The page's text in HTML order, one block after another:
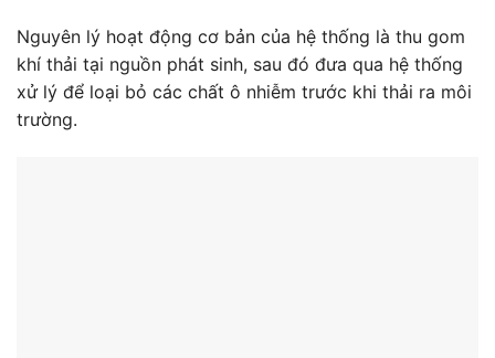
Nguyên lý hoạt động cơ bản của hệ thống là thu gom
khí thải tại nguồn phát sinh, sau đó đưa qua hệ thống
xử lý để loại bỏ các chất ô nhiễm trước khi thải ra môi
trường.